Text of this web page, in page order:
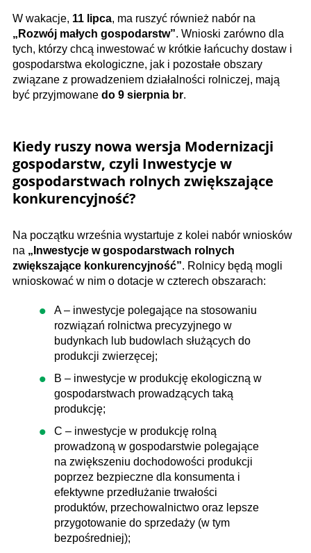
W wakacje, 11 lipca, ma ruszyć również nabór na
„Rozwój małych gospodarstw”. Wnioski zarówno dla
tych, którzy chcą inwestować w krótkie łańcuchy dostaw i
gospodarstwa ekologiczne, jak i pozostałe obszary
związane z prowadzeniem działalności rolniczej, mają
być przyjmowane do 9 sierpnia br.
Kiedy ruszy nowa wersja Modernizacji
gospodarstw, czyli Inwestycje w
gospodarstwach rolnych zwiększające
konkurencyjność?
Na początku września wystartuje z kolei nabór wniosków
na „Inwestycje w gospodarstwach rolnych
zwiększające konkurencyjność”. Rolnicy będą mogli
wnioskować w nim o dotacje w czterech obszarach:
A – inwestycje polegające na stosowaniu
rozwiązań rolnictwa precyzyjnego w
budynkach lub budowlach służących do
produkcji zwierzęcej;
B – inwestycje w produkcję ekologiczną w
gospodarstwach prowadzących taką
produkcję;
C – inwestycje w produkcję rolną
prowadzoną w gospodarstwie polegające
na zwiększeniu dochodowości produkcji
poprzez bezpieczne dla konsumenta i
efektywne przedłużanie trwałości
produktów, przechowalnictwo oraz lepsze
przygotowanie do sprzedaży (w tym
bezpośredniej);